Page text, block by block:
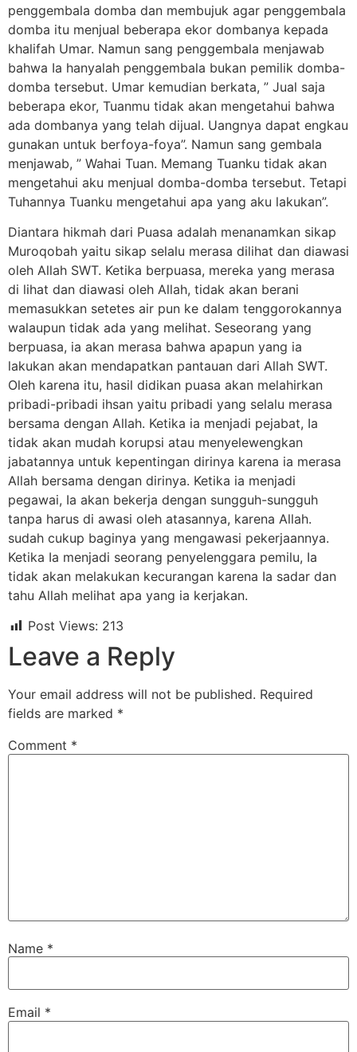
penggembala domba dan membujuk agar penggembala
domba itu menjual beberapa ekor dombanya kepada
khalifah Umar. Namun sang penggembala menjawab
bahwa Ia hanyalah penggembala bukan pemilik domba-
domba tersebut. Umar kemudian berkata, ” Jual saja
beberapa ekor, Tuanmu tidak akan mengetahui bahwa
ada dombanya yang telah dijual. Uangnya dapat engkau
gunakan untuk berfoya-foya”. Namun sang gembala
menjawab, ” Wahai Tuan. Memang Tuanku tidak akan
mengetahui aku menjual domba-domba tersebut. Tetapi
Tuhannya Tuanku mengetahui apa yang aku lakukan”.
Diantara hikmah dari Puasa adalah menanamkan sikap
Muroqobah yaitu sikap selalu merasa dilihat dan diawasi
oleh Allah SWT. Ketika berpuasa, mereka yang merasa
di lihat dan diawasi oleh Allah, tidak akan berani
memasukkan setetes air pun ke dalam tenggorokannya
walaupun tidak ada yang melihat. Seseorang yang
berpuasa, ia akan merasa bahwa apapun yang ia
lakukan akan mendapatkan pantauan dari Allah SWT.
Oleh karena itu, hasil didikan puasa akan melahirkan
pribadi-pribadi ihsan yaitu pribadi yang selalu merasa
bersama dengan Allah. Ketika ia menjadi pejabat, Ia
tidak akan mudah korupsi atau menyelewengkan
jabatannya untuk kepentingan dirinya karena ia merasa
Allah bersama dengan dirinya. Ketika ia menjadi
pegawai, Ia akan bekerja dengan sungguh-sungguh
tanpa harus di awasi oleh atasannya, karena Allah.
sudah cukup baginya yang mengawasi pekerjaannya.
Ketika Ia menjadi seorang penyelenggara pemilu, Ia
tidak akan melakukan kecurangan karena Ia sadar dan
tahu Allah melihat apa yang ia kerjakan.
Post Views: 213
Leave a Reply
Your email address will not be published. Required
fields are marked *
Comment *
Name *
Email *